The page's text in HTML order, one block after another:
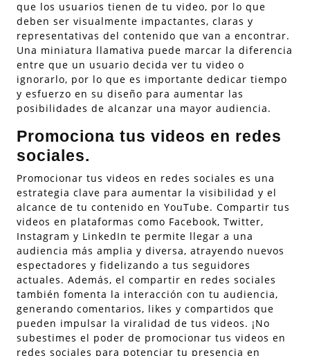
que los usuarios tienen de tu video, por lo que
deben ser visualmente impactantes, claras y
representativas del contenido que van a encontrar.
Una miniatura llamativa puede marcar la diferencia
entre que un usuario decida ver tu video o
ignorarlo, por lo que es importante dedicar tiempo
y esfuerzo en su diseño para aumentar las
posibilidades de alcanzar una mayor audiencia.
Promociona tus videos en redes
sociales.
Promocionar tus videos en redes sociales es una
estrategia clave para aumentar la visibilidad y el
alcance de tu contenido en YouTube. Compartir tus
videos en plataformas como Facebook, Twitter,
Instagram y LinkedIn te permite llegar a una
audiencia más amplia y diversa, atrayendo nuevos
espectadores y fidelizando a tus seguidores
actuales. Además, el compartir en redes sociales
también fomenta la interacción con tu audiencia,
generando comentarios, likes y compartidos que
pueden impulsar la viralidad de tus videos. ¡No
subestimes el poder de promocionar tus videos en
redes sociales para potenciar tu presencia en